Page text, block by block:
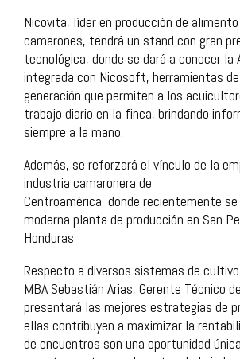
Nicovita, líder en producción de
camarones, tendrá un stand con gran
tecnológica, donde se dará a conocer la
integrada con Nicosoft, herramientas
generación que permiten a los
trabajo diario en la finca, brindando
siempre a la mano.
Además, se reforzará el vínculo de la
industria camaronera de
Centroamérica, donde recientemente se
moderna planta de producción en San
Honduras
Respecto a diversos sistemas de
MBA Sebastián Arias, Gerente Técnico
presentará las mejores estrategias de
ellas contribuyen a maximizar la
de encuentros son una oportunidad